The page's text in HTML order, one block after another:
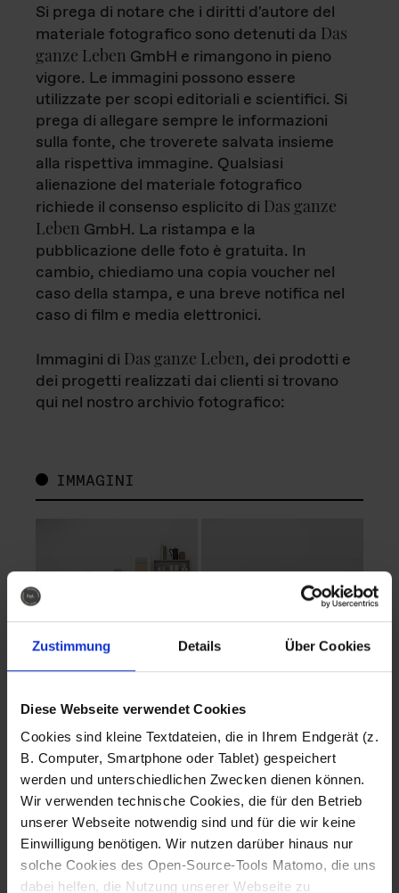
Zustimmung Details Über Cookies
Diese Webseite verwendet Cookies
Cookies sind kleine Textdateien, die in Ihrem Endgerät (z.
B. Computer, Smartphone oder Tablet) gespeichert
werden und unterschiedlichen Zwecken dienen können.
Wir verwenden technische Cookies, die für den Betrieb
unserer Webseite notwendig sind und für die wir keine
Einwilligung benötigen. Wir nutzen darüber hinaus nur
solche Cookies des Open-Source-Tools Matomo, die uns
dabei helfen, die Nutzung unserer Webseite zu
Si prega di notare che i diritti d'autore del
materiale fotografico sono detenuti da Das
ganze Leben GmbH e rimangono in pieno
vigore. Le immagini possono essere
utilizzate per scopi editoriali e scientifici. Si
prega di allegare sempre le informazioni
sulla fonte, che troverete salvata insieme
alla rispettiva immagine. Qualsiasi
alienazione del materiale fotografico
richiede il consenso esplicito di Das ganze
Leben GmbH. La ristampa e la
pubblicazione delle foto è gratuita. In
cambio, chiediamo una copia voucher nel
caso della stampa, e una breve notifica nel
caso di film e media elettronici.
Immagini di Das ganze Leben, dei prodotti e
dei progetti realizzati dai clienti si trovano
qui nel nostro archivio fotografico:
IMMAGINI
Fotografo: Lorenz
Sternbach
Download
Fotografo: Lorenz
Sternbach
Download